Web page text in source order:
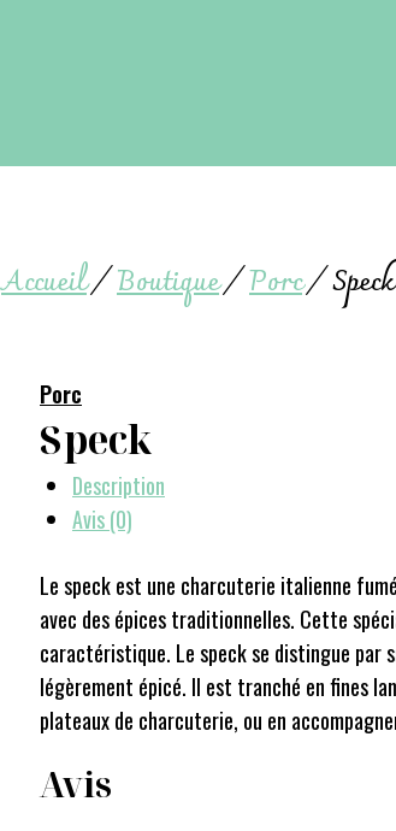
Accueil/Boutique/Porc/Speck
Porc
Speck
Description
Avis (0)
Le speck est une charcuterie italienne
avec des épices traditionnelles. Cette
caractéristique. Le speck se distingue
légèrement épicé. Il est tranché en fines
plateaux de charcuterie, ou en
Avis